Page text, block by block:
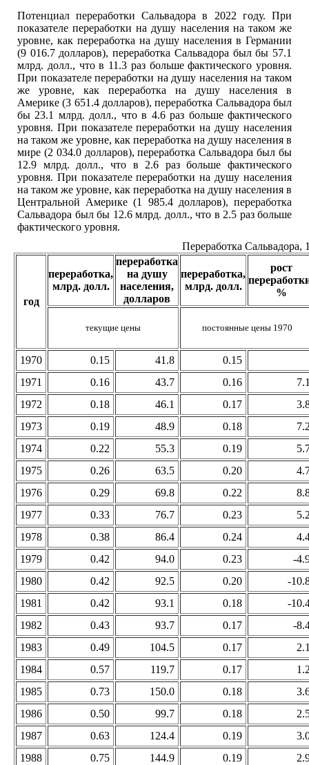
Потенциал переработки Сальвадора в 2022 году. При
показателе переработки на душу населения на таком же
уровне, как переработка на душу населения в Германии
(9 016.7 долларов), переработка Сальвадора был бы 57.1
млрд. долл., что в 11.3 раз больше фактического уровня.
При показателе переработки на душу населения на таком
же уровне, как переработка на душу населения в
Америке (3 651.4 долларов), переработка Сальвадора был
бы 23.1 млрд. долл., что в 4.6 раз больше фактического
уровня. При показателе переработки на душу населения
на таком же уровне, как переработка на душу населения в
мире (2 034.0 долларов), переработка Сальвадора был бы
12.9 млрд. долл., что в 2.6 раз больше фактического
уровня. При показателе переработки на душу населения
на таком же уровне, как переработка на душу населения в
Центральной Америке (1 985.4 долларов), переработка
Сальвадора был бы 12.6 млрд. долл., что в 2.5 раз больше
фактического уровня.
Переработка Сальвадора,
год
переработка,
млрд. долл.
переработка
на душу
населения,
долларов
переработка,
млрд. долл.
рост
%
текущие цены постоянные цены 1970
1970 0.15 41.8
0.15
1971
0.16 43.7 0.16
1972
0.18 46.1 0.17
1973
0.19 48.9 0.18
1974
0.22 55.3 0.19
1975
0.26 63.5 0.20
1976
0.29 69.8 0.22
1977
0.33 76.7 0.23
1978
0.38 86.4 0.24
1979
0.42 94.0 0.23
-
1980
0.42 92.5 0.20
-
1981
0.42 93.1 0.18
-
1982
0.43 93.7 0.17
-
1983
0.49 104.5 0.17
1984
0.57 119.7 0.17
1985
0.73 150.0 0.18
1986
0.50 99.7 0.18
1987
0.63 124.4 0.19
1988
0.75 144.9 0.19